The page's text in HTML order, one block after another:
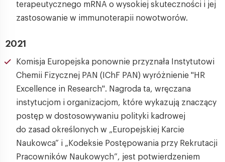
terapeutycznego mRNA o wysokiej skuteczności i jej
zastosowanie w immunoterapii nowotworów.
2021
Komisja Europejska ponownie przyznała Instytutowi
Chemii Fizycznej PAN (IChF PAN) wyróżnienie "HR
Excellence in Research". Nagroda ta, wręczana
instytucjom i organizacjom, które wykazują znaczący
postęp w dostosowywaniu polityki kadrowej
do zasad określonych w „Europejskiej Karcie
Naukowca” i „Kodeksie Postępowania przy Rekrutacji
Pracowników Naukowych”, jest potwierdzeniem